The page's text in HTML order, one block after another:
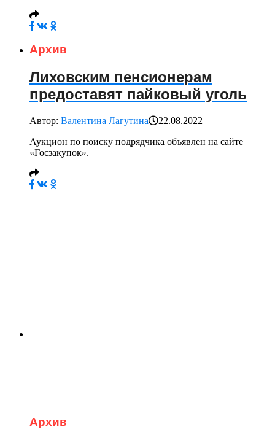
Архив
Лиховским пенсионерам
предоставят пайковый уголь
Автор: Валентина Лагутина
22.08.2022
Аукцион по поиску подрядчика объявлен на сайте
«Госзакупок».
Архив